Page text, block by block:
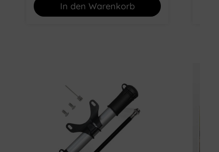
In den Warenkorb